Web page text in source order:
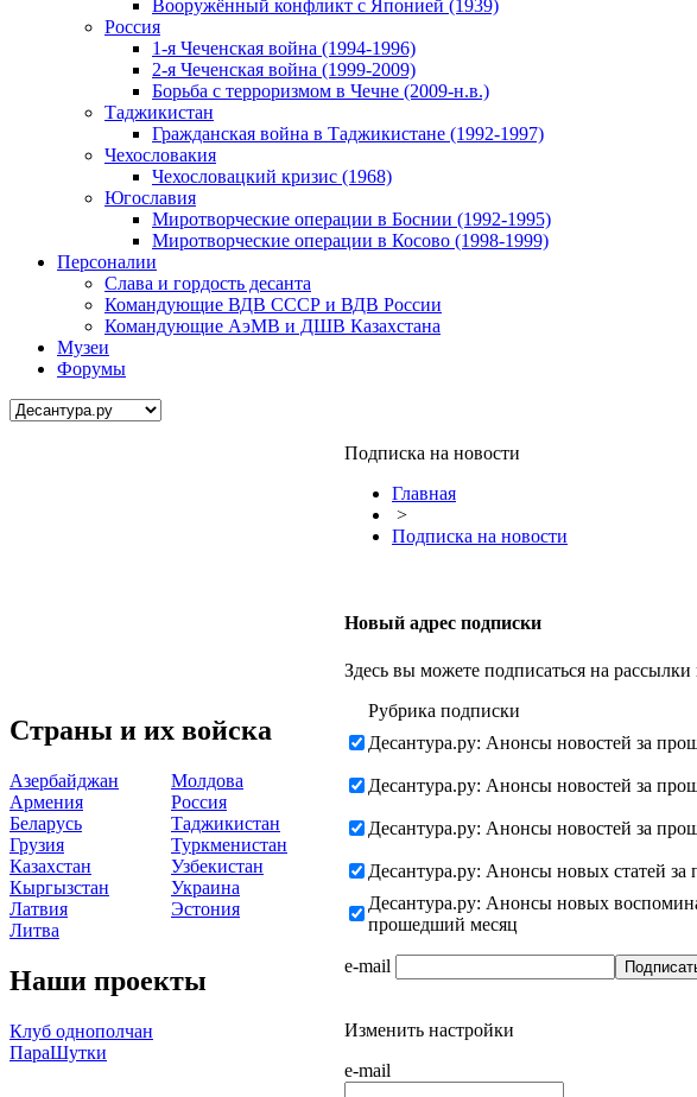
Вооружённый конфликт с Японией (1939)
Россия
1-я Чеченская война (1994-1996)
2-я Чеченская война (1999-2009)
Борьба с терроризмом в Чечне (2009-н.в.)
Таджикистан
Гражданская война в Таджикистане (1992-1997)
Чехословакия
Чехословацкий кризис (1968)
Югославия
Миротворческие операции в Боснии (1992-1995)
Миротворческие операции в Косово (1998-1999)
Персоналии
Слава и гордость десанта
Командующие ВДВ СССР и ВДВ России
Командующие АэМВ и ДШВ Казахстана
Музеи
Форумы
Страны и их войска
Азербайджан
Армения
Беларусь
Грузия
Казахстан
Кыргызстан
Латвия
Литва
Молдова
Россия
Таджикистан
Туркменистан
Узбекистан
Украина
Эстония
Наши проекты
Клуб однополчан
ПараШутки
Подписка на новости
Главная
>
Подписка на новости
Новый адрес подписки
Здесь вы можете подписаться на
Рубрика подписки
Десантура.ру: Анонсы новостей за
Десантура.ру: Анонсы новостей за
Десантура.ру: Анонсы новостей за
Десантура.ру: Анонсы новых статей
Десантура.ру: Анонсы новых
прошедший месяц
e-mail
Изменить настройки
e-mail